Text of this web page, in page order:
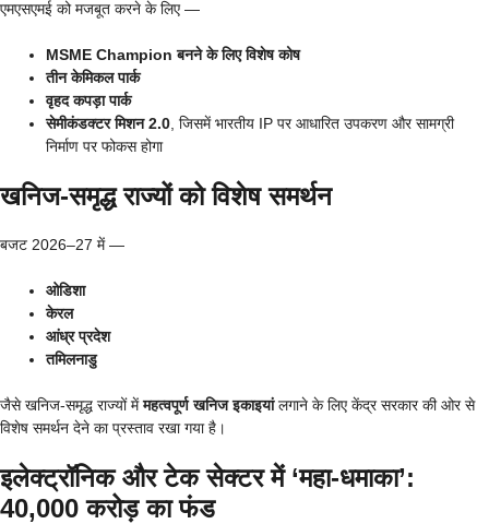
एमएसएमई को मजबूत करने के लिए —
MSME Champion बनने के लिए विशेष कोष
तीन केमिकल पार्क
वृहद कपड़ा पार्क
सेमीकंडक्टर मिशन 2.0 , जिसमें भारतीय IP पर आधारित उपकरण और सामग्री
निर्माण पर फोकस होगा
खनिज-समृद्ध राज्यों को विशेष समर्थन
बजट 2026–27 में —
ओडिशा
केरल
आंध्र प्रदेश
तमिलनाडु
जैसे खनिज-समृद्ध राज्यों मेंमहत्वपूर्ण खनिज इकाइयांलगाने के लिए केंद्र सरकार की ओर से
विशेष समर्थन देने का प्रस्ताव रखा गया है।
इलेक्ट्रॉनिक और टेक सेक्टर में ‘महा-धमाका’:
40,000 करोड़ का फंड